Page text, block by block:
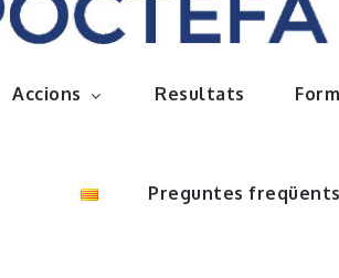
Accions Resultats
Preguntes freqüents